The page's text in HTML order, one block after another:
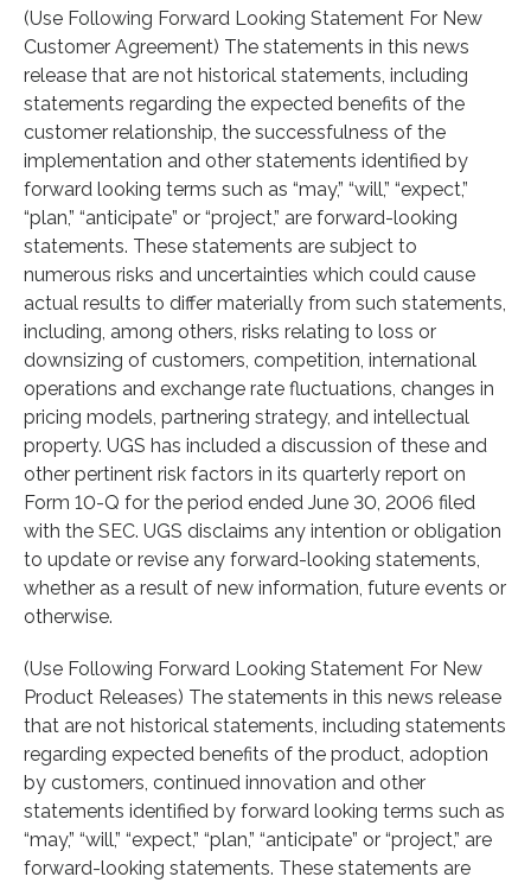
(Use Following Forward Looking Statement For New
Customer Agreement) The statements in this news
release that are not historical statements, including
statements regarding the expected benefits of the
customer relationship, the successfulness of the
implementation and other statements identified by
forward looking terms such as “may,” “will,” “expect,”
“plan,” “anticipate” or “project,” are forward-looking
statements. These statements are subject to
numerous risks and uncertainties which could cause
actual results to differ materially from such statements,
including, among others, risks relating to loss or
downsizing of customers, competition, international
operations and exchange rate fluctuations, changes in
pricing models, partnering strategy, and intellectual
property. UGS has included a discussion of these and
other pertinent risk factors in its quarterly report on
Form 10-Q for the period ended June 30, 2006 filed
with the SEC. UGS disclaims any intention or obligation
to update or revise any forward-looking statements,
whether as a result of new information, future events or
otherwise.
(Use Following Forward Looking Statement For New
Product Releases) The statements in this news release
that are not historical statements, including statements
regarding expected benefits of the product, adoption
by customers, continued innovation and other
statements identified by forward looking terms such as
“may,” “will,” “expect,” “plan,” “anticipate” or “project,” are
forward-looking statements. These statements are